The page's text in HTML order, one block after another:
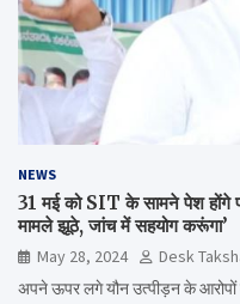
NEWS
31 मई को SIT के सामने पेश होंगे
मामले झूठे, जांच में सहयोग करूंगा’
May 28, 2024
Desk
अपने ऊपर लगे यौन उत्पीड़न के